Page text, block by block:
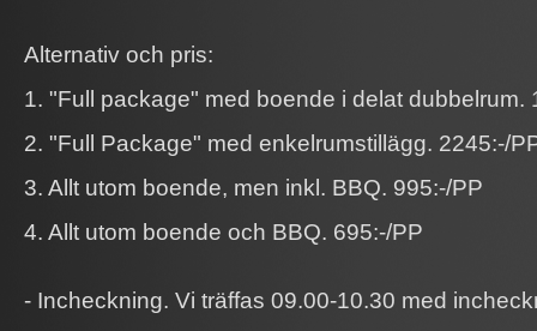
Alternativ och pris:
1. "Full package" med boende i delat dubbelrum.
2. "Full Package" med enkelrumstillägg. 2245:-/
3. Allt utom boende, men inkl. BBQ. 995:-/PP
4. Allt utom boende och BBQ. 695:-/PP
- Incheckning. Vi träffas 09.00-10.30 med